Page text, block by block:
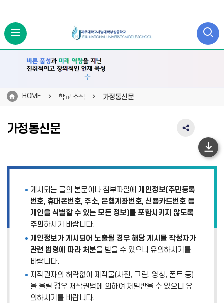
HOME 학교 소식 가정통신문
가정통신문
SNS
역
치
기
게시되는 글의 본문이나 첨부파일에 개인정보(주민등록
번호, 휴대폰번호, 주소, 은행계좌번호, 신용카드번호 등
개인을 식별할 수 있는 모든 정보)를 포함시키지 않도록
주의 하시기 바랍니다.
개인정보가 게시되어 노출될 경우 해당 게시물 작성자가
관련 법령에 따라 처분을 받을 수 있으니 유의하시기를
바랍니다.
저작권자의 허락없이 제작물(사진, 그림, 영상, 폰트 등)
을 올릴 경우 저작권법에 의하여 처벌받을 수 있으니 유
의하시기를 바랍니다.
하
단